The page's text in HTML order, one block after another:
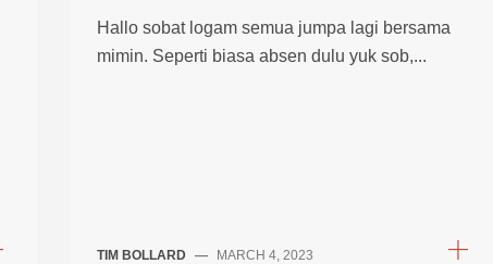
Hallo sobat logam semua jumpa lagi bersama
mimin. Seperti biasa absen dulu yuk sob,...
TIM BOLLARD — MARCH 4, 2023